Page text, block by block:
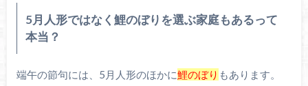
5月人形ではなく鯉のぼりを選ぶ家庭もあるって
本当？
端午の節句には、5月人形のほかに鯉のぼり もあります。